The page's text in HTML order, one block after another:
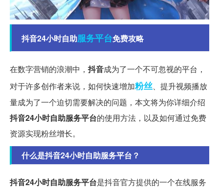
抖音24小时自助服务平台免费攻略
在数字营销的浪潮中， 抖音成为了一个不可忽视的平台，
对于许多创作者来说，如何快速增加粉丝、提升视频播放
量成为了一个迫切需要解决的问题，本文将为你详细介绍
抖音24小时自助服务平台的使用方法，以及如何通过免费
资源实现粉丝增长。
什么是抖音24小时自助服务平台？
抖音24小时自助服务平台是抖音官方提供的一个在线服务